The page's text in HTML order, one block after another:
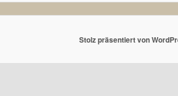
Stolz präsentiert von